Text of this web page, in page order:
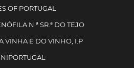
OF PORTUGAL
N.ª SR.ª DO TEJO
VINHA E DO VINHO, I.P